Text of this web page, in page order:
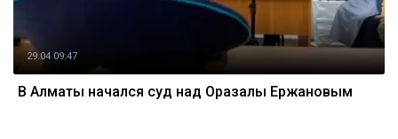
29.04 09:47
В Алматы начался суд над Оразалы Ержановым